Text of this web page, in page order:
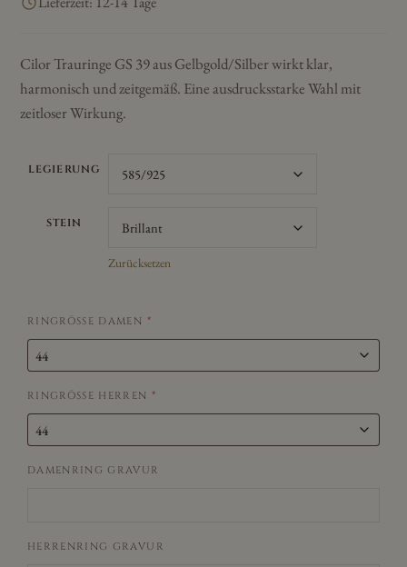
Cilor Trauringe GS 39 aus Gelbgold/Silber wirkt klar,
harmonisch und zeitgemäß. Eine ausdrucksstarke Wahl mit
zeitloser Wirkung.
LEGIERUNG
STEIN
Zurücksetzen
RINGRÖSSE DAMEN *
RINGRÖSSE HERREN *
DAMENRING GRAVUR
HERRENRING GRAVUR